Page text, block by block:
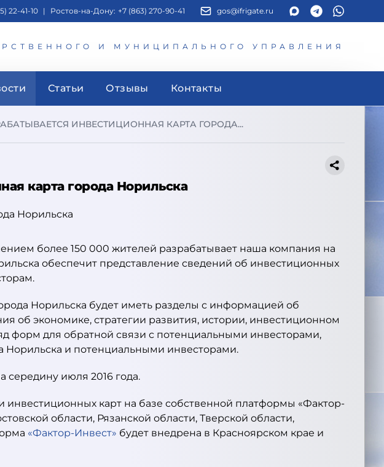
22-41-10 | Ростов-на-Дону: +7 (863) 270-90-41 gos@ifrigate.ru
И МУНИЦИПАЛЬНОГО УПРАВЛЕНИЯ
Статьи Отзывы Контакты
ИНВЕСТИЦИОННАЯ КАРТА ГОРОДА...
карта города Норильска
более 150 000 жителей разрабатывает наша компания на
обеспечит представление сведений об инвестиционных
Норильска будет иметь разделы с информацией об
об экономике, стратегии развития, истории, инвестиционном
форм для обратной связи с потенциальными инвесторами,
Норильска и потенциальными инвесторами.
середину июля 2016 года.
карт на базе собственной платформы «Фактор-
области, Рязанской области, Тверской области,
«Фактор-Инвест» будет внедрена в Красноярском крае и